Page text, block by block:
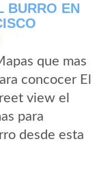
BURRO EN
que mas
concocer El
view el
para
desde esta